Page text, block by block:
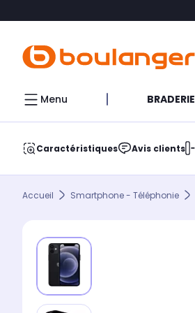
Menu BRADERIE
Caractéristiques Avis clients
Accueil Smartphone - Téléphonie